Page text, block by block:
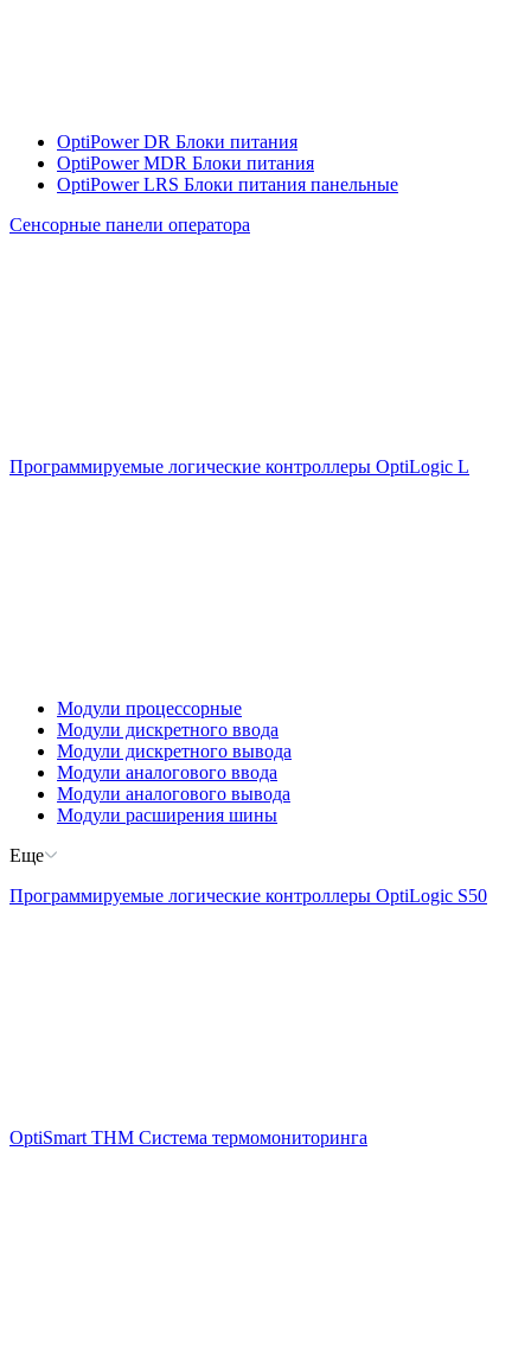
OptiPower DR Блоки питания
OptiPower MDR Блоки питания
OptiPower LRS Блоки питания панельные
Сенсорные панели оператора
Программируемые логические контроллеры OptiLogic L
Модули процессорные
Модули дискретного ввода
Модули дискретного вывода
Модули аналогового ввода
Модули аналогового вывода
Модули расширения шины
Еще
Программируемые логические контроллеры OptiLogic S50
OptiSmart THM Система термомониторинга